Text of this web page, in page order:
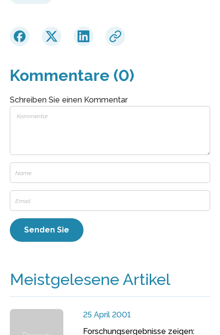
Kommentare (0)
Schreiben Sie einen Kommentar
Meistgelesene Artikel
25 April 2001
Forschungsergebnisse zeigen: